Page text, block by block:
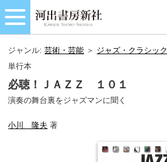
ジャンル:芸術・芸能 ＞ ジャズ・クラシック
単行本
必聴！ＪＡＺＺ １０１
演奏の舞台裏をジャズマンに聞く
小川 隆夫 著